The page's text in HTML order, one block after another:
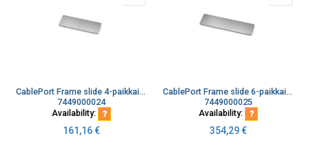
CablePort Frame slide 4-paikkaiselle moduulille
7449000024
Availability:
161,16€
CablePort Frame slide 6-paikkaiselle moduulille
7449000025
Availability:
354,29€